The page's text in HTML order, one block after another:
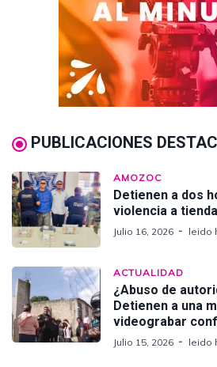
PUBLICACIONES
AMOZOC
Detienen a dos
violencia a
Julio 16, 2026 leido
ACTUALIDAD
¿Abuso de
Detienen a una
videograbar
Julio 15, 2026 leido